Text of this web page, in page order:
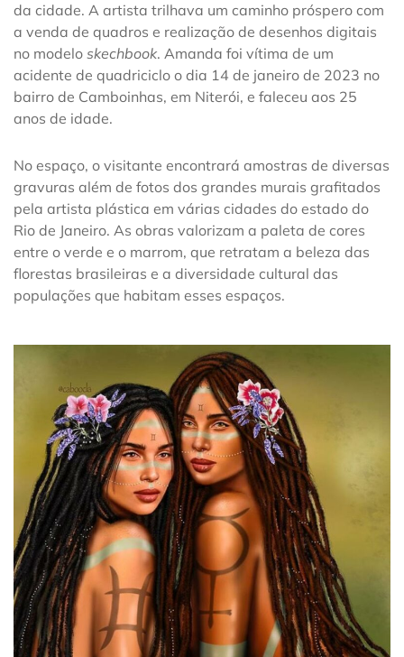
da cidade. A artista trilhava um caminho próspero com
a venda de quadros e realização de desenhos digitais
no modelo skechbook. Amanda foi vítima de um
acidente de quadriciclo o dia 14 de janeiro de 2023 no
bairro de Camboinhas, em Niterói, e faleceu aos 25
anos de idade.
No espaço, o visitante encontrará amostras de diversas
gravuras além de fotos dos grandes murais grafitados
pela artista plástica em várias cidades do estado do
Rio de Janeiro. As obras valorizam a paleta de cores
entre o verde e o marrom, que retratam a beleza das
florestas brasileiras e a diversidade cultural das
populações que habitam esses espaços.